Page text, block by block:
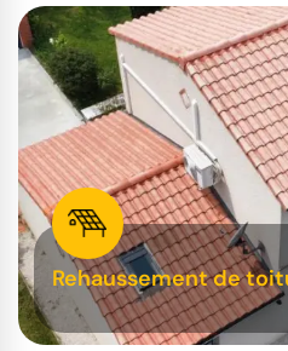
Rehaussement de